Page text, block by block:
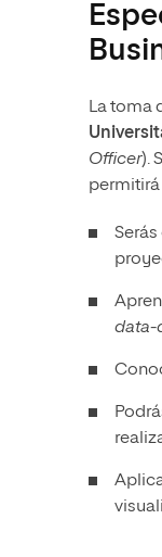
La toma
Officer).
permitirá
data-